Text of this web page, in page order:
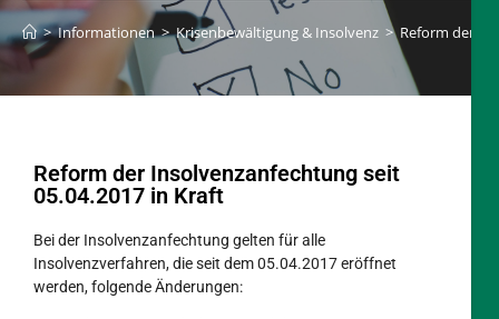
> Informationen > Krisenbewältigung & Insolvenz > Reform der
Reform der Insolvenzanfechtung seit
05.04.2017 in Kraft
Bei der Insolvenzanfechtung gelten für alle
Insolvenzverfahren, die seit dem 05.04.2017 eröffnet
werden, folgende Änderungen: